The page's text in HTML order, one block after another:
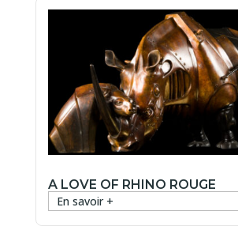
A LOVE OF RHINO ROUGE
En savoir +